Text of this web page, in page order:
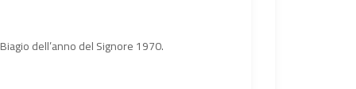
dell’anno del Signore 1970.